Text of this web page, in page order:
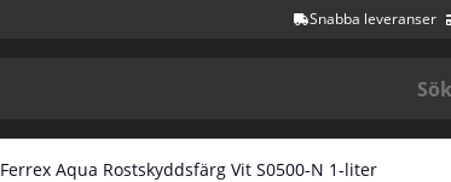
Snabba leveranser
Ferrex Aqua Rostskyddsfärg Vit S0500-N 1-liter